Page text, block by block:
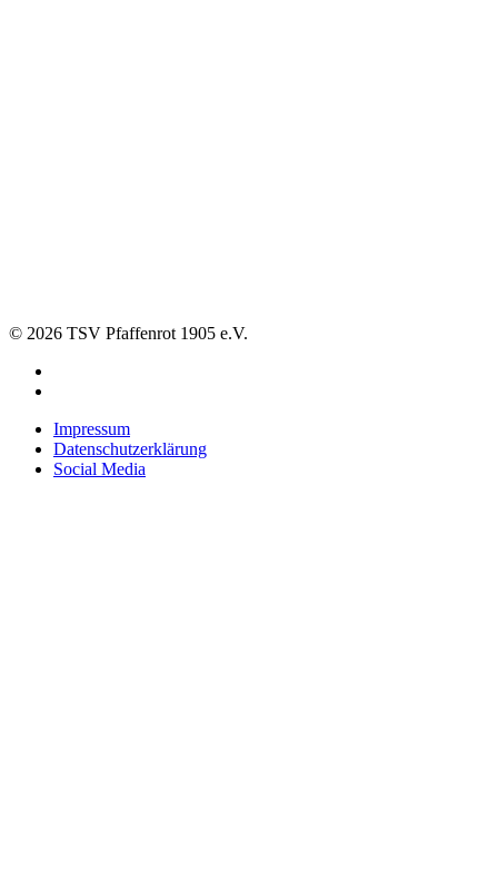
© 2026 TSV Pfaffenrot 1905 e.V.
Impressum
Datenschutzerklärung
Social Media